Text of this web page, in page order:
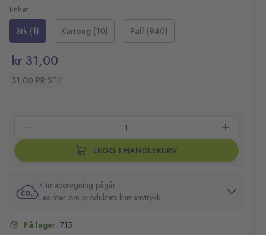
Enhet
Stk (1)
Kartong (10) Pall (940)
kr 31,00
31,00 PR STK
LEGG I HANDLEKURV
Klimaberegning pågår
Les mer om produktets klimaavtrykk
På lager: 715